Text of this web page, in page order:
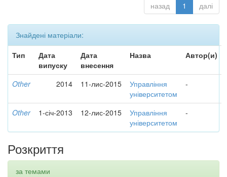
назад 1 далі
Знайдені матеріали:
Тип
Дата
випуску
Дата
внесення
Назва Автор(и)
Other 2014 11-лис-2015
Управління
університетом
-
Other 1-січ-2013 12-лис-2015
Управління
університетом
-
Розкриття
за темами